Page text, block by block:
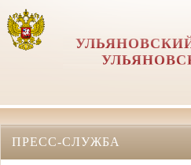
ПРЕСС-СЛУЖБА